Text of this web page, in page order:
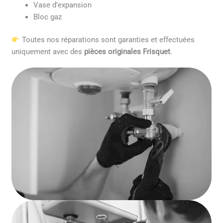
Vase d’expansion
Bloc gaz
Toutes nos réparations sont garanties et effectuées
uniquement avec des pièces originales Frisquet.